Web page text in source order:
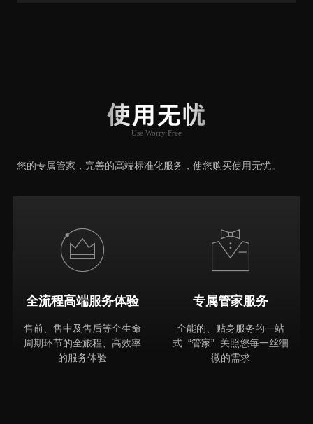
使用无忧
Use Worry Free
您的专属管家，完善的高端标准化服务，使您购买使用无忧。
全流程高端服务体验
售前、售中及售后等全生命
周期环节的全旅程、高效率
的服务体验
专属管家服务
全能的、贴身服务的一站
式 “管家” 关照您每一丝细
微的需求